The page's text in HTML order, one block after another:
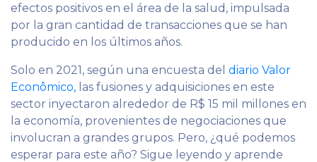
efectos positivos en el área de la salud, impulsada
por la gran cantidad de transacciones que se han
producido en los últimos años.
Solo en 2021, según una encuesta del diario Valor
Econômico, las fusiones y adquisiciones en este
sector inyectaron alrededor de R$ 15 mil millones en
la economía, provenientes de negociaciones que
involucran a grandes grupos. Pero, ¿qué podemos
esperar para este año? Sigue leyendo y aprende